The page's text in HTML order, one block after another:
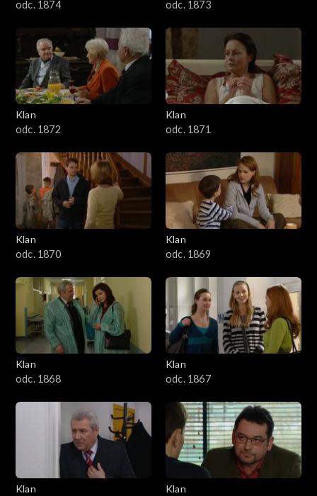
odc. 1874 odc. 1873
Klan
odc. 1872
Klan
odc. 1871
Klan
odc. 1870
Klan
odc. 1869
Klan
odc. 1868
Klan
odc. 1867
Klan
Klan